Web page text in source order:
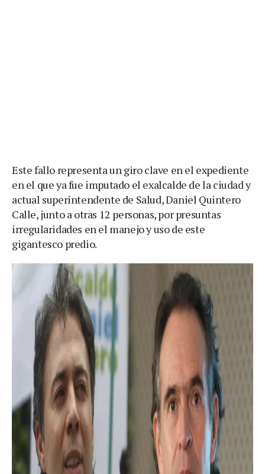
Este fallo representa un giro clave en el expediente
en el que ya fue imputado el exalcalde de la ciudad y
actual superintendente de Salud, Daniel Quintero
Calle, junto a otras 12 personas, por presuntas
irregularidades en el manejo y uso de este
gigantesco predio.